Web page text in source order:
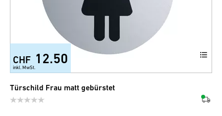
CHF 12.50
inkl. MwSt.
Türschild Frau matt gebürstet